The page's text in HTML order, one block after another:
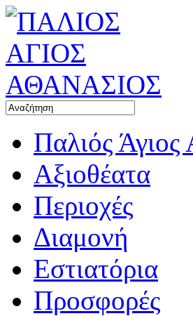
Παλιός Άγιος
Αξιοθέατα
Περιοχές
Διαμονή
Εστιατόρια
Προσφορές